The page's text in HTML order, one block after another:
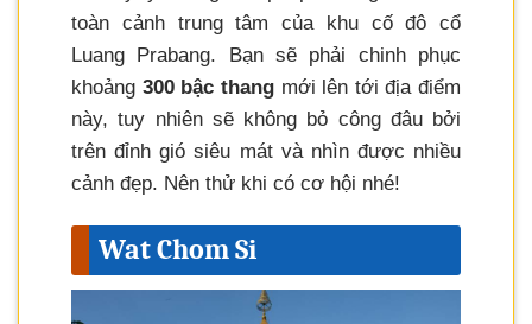
toàn cảnh trung tâm của khu cố đô cổ
Luang Prabang. Bạn sẽ phải chinh phục
khoảng 300 bậc thangmới lên tới địa điểm
này, tuy nhiên sẽ không bỏ công đâu bởi
trên đỉnh gió siêu mát và nhìn được nhiều
cảnh đẹp. Nên thử khi có cơ hội nhé!
Wat Chom Si